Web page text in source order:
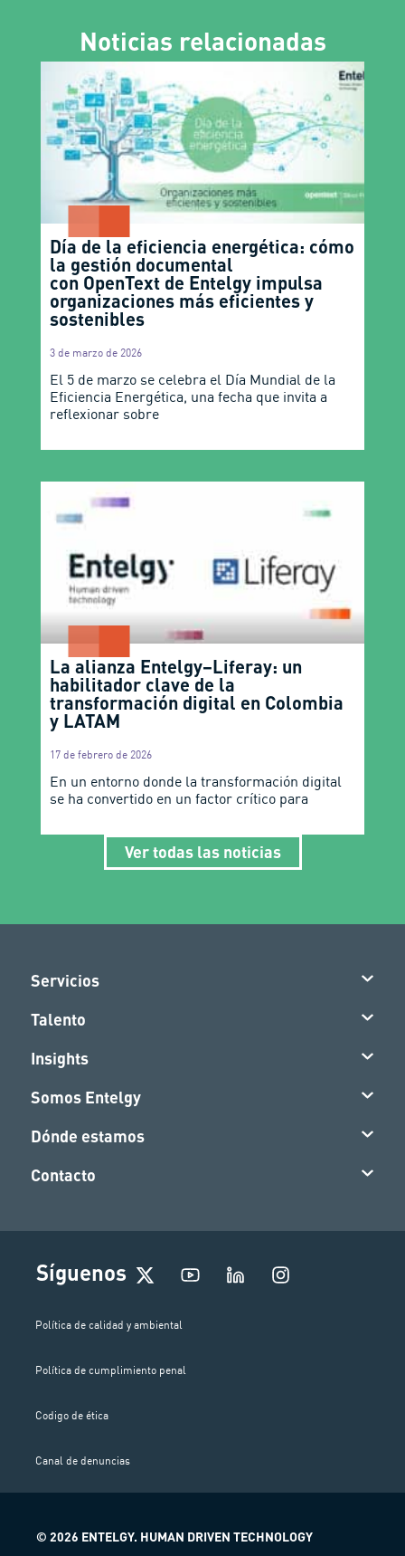
Noticias relacionadas
Día de la eficiencia energética: cómo
la gestión documental
con OpenText de Entelgy impulsa
organizaciones más eficientes y
sostenibles
3 de marzo de 2026
El 5 de marzo se celebra el Día Mundial de la
Eficiencia Energética, una fecha que invita a
reflexionar sobre
La alianza Entelgy–Liferay: un
habilitador clave de la
transformación digital en Colombia
y LATAM
17 de febrero de 2026
En un entorno donde la transformación digital
se ha convertido en un factor crítico para
Ver todas las noticias
Servicios
Talento
Insights
Somos Entelgy
Dónde estamos
Contacto
Síguenos
I
n
Política de calidad y ambiental
Política de cumplimiento penal
Codigo de ética
Canal de denuncias
© 2026 ENTELGY. HUMAN DRIVEN TECHNOLOGY